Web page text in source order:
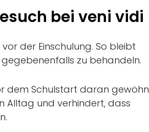
bei veni vidi
der Einschulung. So bleibt
zu behandeln.
dem Schulstart daran
Alltag und verhindert, dass